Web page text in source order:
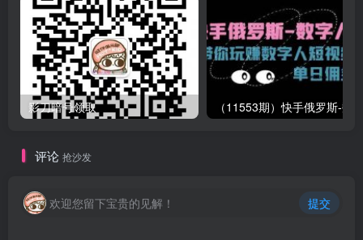
影刀暗号领取
评论 抢沙发
欢迎您留下宝贵的见解！ 提交